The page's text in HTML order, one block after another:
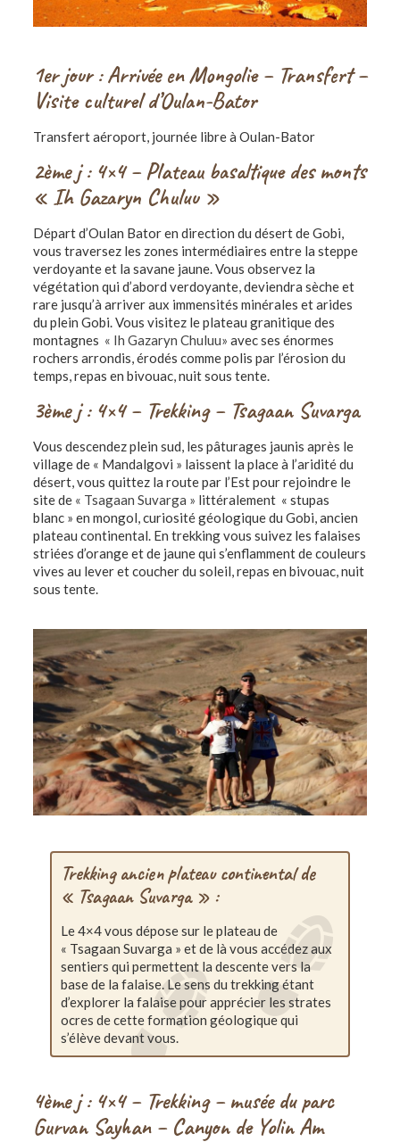
1er jour : Arrivée en Mongolie – Transfert –
Visite culturel d’Oulan-Bator
Transfert aéroport, journée libre à Oulan-Bator
2ème j : 4×4 – Plateau basaltique des monts
« Ih Gazaryn Chuluu »
Départ d’Oulan Bator en direction du désert de Gobi,
vous traversez les zones intermédiaires entre la steppe
verdoyante et la savane jaune. Vous observez la
végétation qui d’abord verdoyante, deviendra sèche et
rare jusqu’à arriver aux immensités minérales et arides
du plein Gobi. Vous visitez le plateau granitique des
montagnes « Ih Gazaryn Chuluu» avec ses énormes
rochers arrondis, érodés comme polis par l’érosion du
temps, repas en bivouac, nuit sous tente.
3ème j : 4×4 – Trekking – Tsagaan Suvarga
Vous descendez plein sud, les pâturages jaunis après le
village de « Mandalgovi » laissent la place à l’aridité du
désert, vous quittez la route par l’Est pour rejoindre le
site de « Tsagaan Suvarga » littéralement « stupas
blanc » en mongol, curiosité géologique du Gobi, ancien
plateau continental. En trekking vous suivez les falaises
striées d’orange et de jaune qui s’enflamment de couleurs
vives au lever et coucher du soleil, repas en bivouac, nuit
sous tente.
Trekking ancien plateau continental de
« Tsagaan Suvarga » :
Le 4×4 vous dépose sur le plateau de
« Tsagaan Suvarga » et de là vous accédez aux
sentiers qui permettent la descente vers la
base de la falaise. Le sens du trekking étant
d’explorer la falaise pour apprécier les strates
ocres de cette formation géologique qui
s’élève devant vous.
4ème j : 4×4 – Trekking – musée du parc
Gurvan Sayhan – Canyon de Yolin Am